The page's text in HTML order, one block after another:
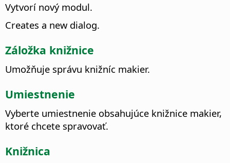
Vytvorí nový modul.
Creates a new dialog.
Záložka knižnice
Umožňuje správu knižníc makier.
Umiestnenie
Vyberte umiestnenie obsahujúce knižnice makier,
ktoré chcete spravovať.
Knižnica